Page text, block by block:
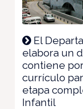
El
elabora un
contiene
currículo
etapa
Infantil